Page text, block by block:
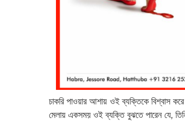
চাকরি পাওয়ার আশায় ওই ব্যক্তিকে বিশ্বাস
মেলায় একসময় ওই ব্যক্তি বুঝতে পারেন যে,